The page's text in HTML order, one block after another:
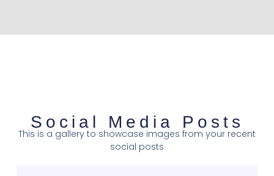
Social Media Posts
This is a gallery to showcase images from your recent
social posts